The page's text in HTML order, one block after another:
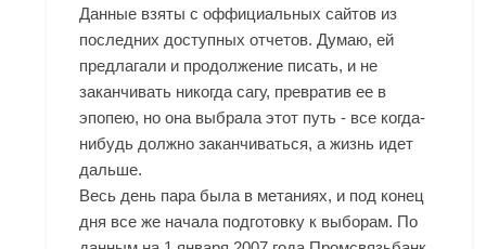
Данные взяты с оффициальных сайтов из
последних доступных отчетов. Думаю, ей
предлагали и продолжение писать, и не
заканчивать никогда сагу, превратив ее в
эпопею, но она выбрала этот путь - все когда-
нибудь должно заканчиваться, а жизнь идет
дальше.
Весь день пара была в метаниях, и под конец
дня все же начала подготовку к выборам. По